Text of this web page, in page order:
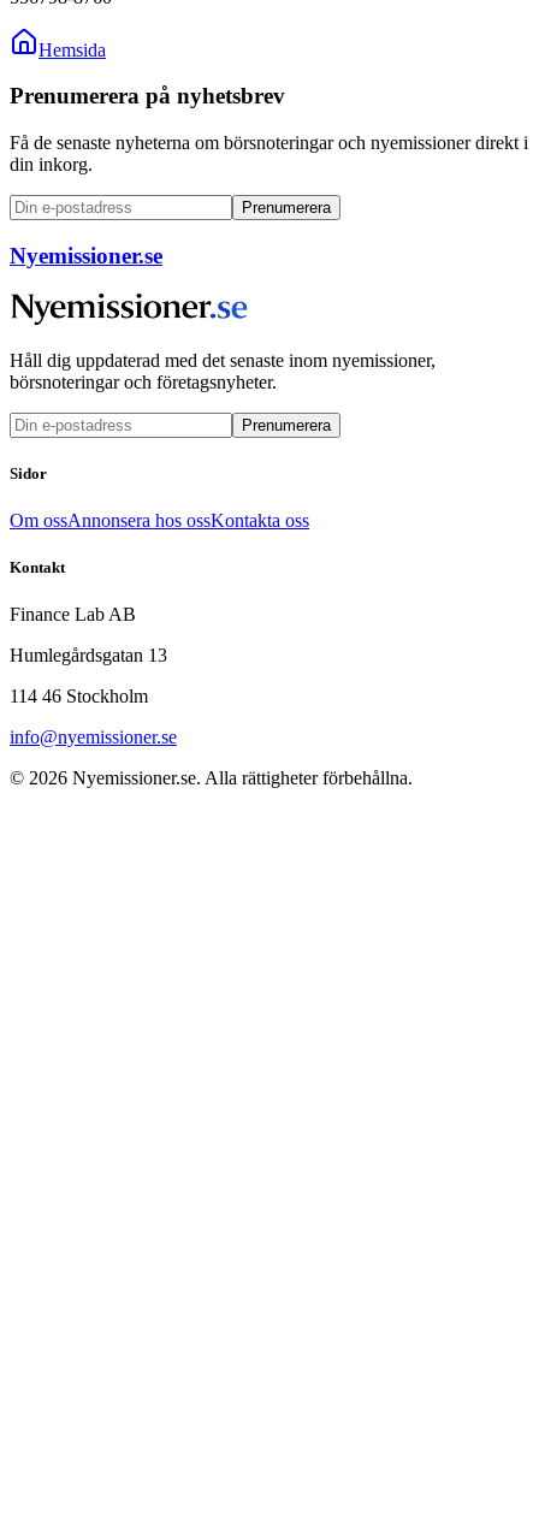
Hemsida
Prenumerera på nyhetsbrev
Få de senaste nyheterna om börsnoteringar och nyemissioner direkt i
din inkorg.
Prenumerera
Nyemissioner.se
Håll dig uppdaterad med det senaste inom nyemissioner,
börsnoteringar och företagsnyheter.
Prenumerera
Sidor
Om ossAnnonsera hos ossKontakta oss
Kontakt
Finance Lab AB
Humlegårdsgatan 13
114 46 Stockholm
info@nyemissioner.se
© 2026 Nyemissioner.se. Alla rättigheter förbehållna.